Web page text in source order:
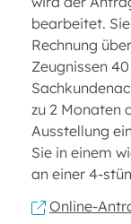
bearbeitet.
Rechnung
Zeugnissen
zu 2 Monaten
Ausstellung
Sie in einem
an einer 4-
Online-